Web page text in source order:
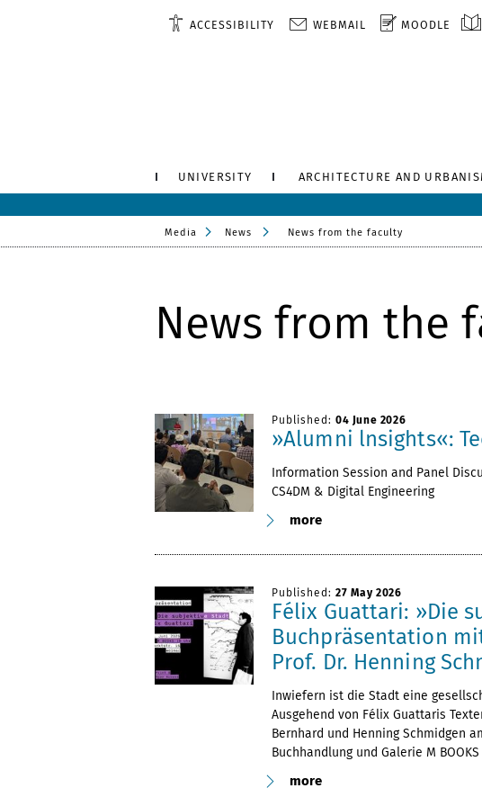
ACCESSIBILITY WEBMAIL MOODLE
UNIVERSITY ARCHITECTURE AND
Media News News from the faculty
News from the
Published: 04 June 2026
»Alumni lnsights«:
Information Session and Panel
CS4DM & Digital Engineering
more
Published: 27 May 2026
Félix Guattari: »Die
Buchpräsentation
Prof. Dr. Henning
Inwiefern ist die Stadt eine
Ausgehend von Félix Guattaris
Bernhard und Henning Schmidgen
Buchhandlung und Galerie M
more